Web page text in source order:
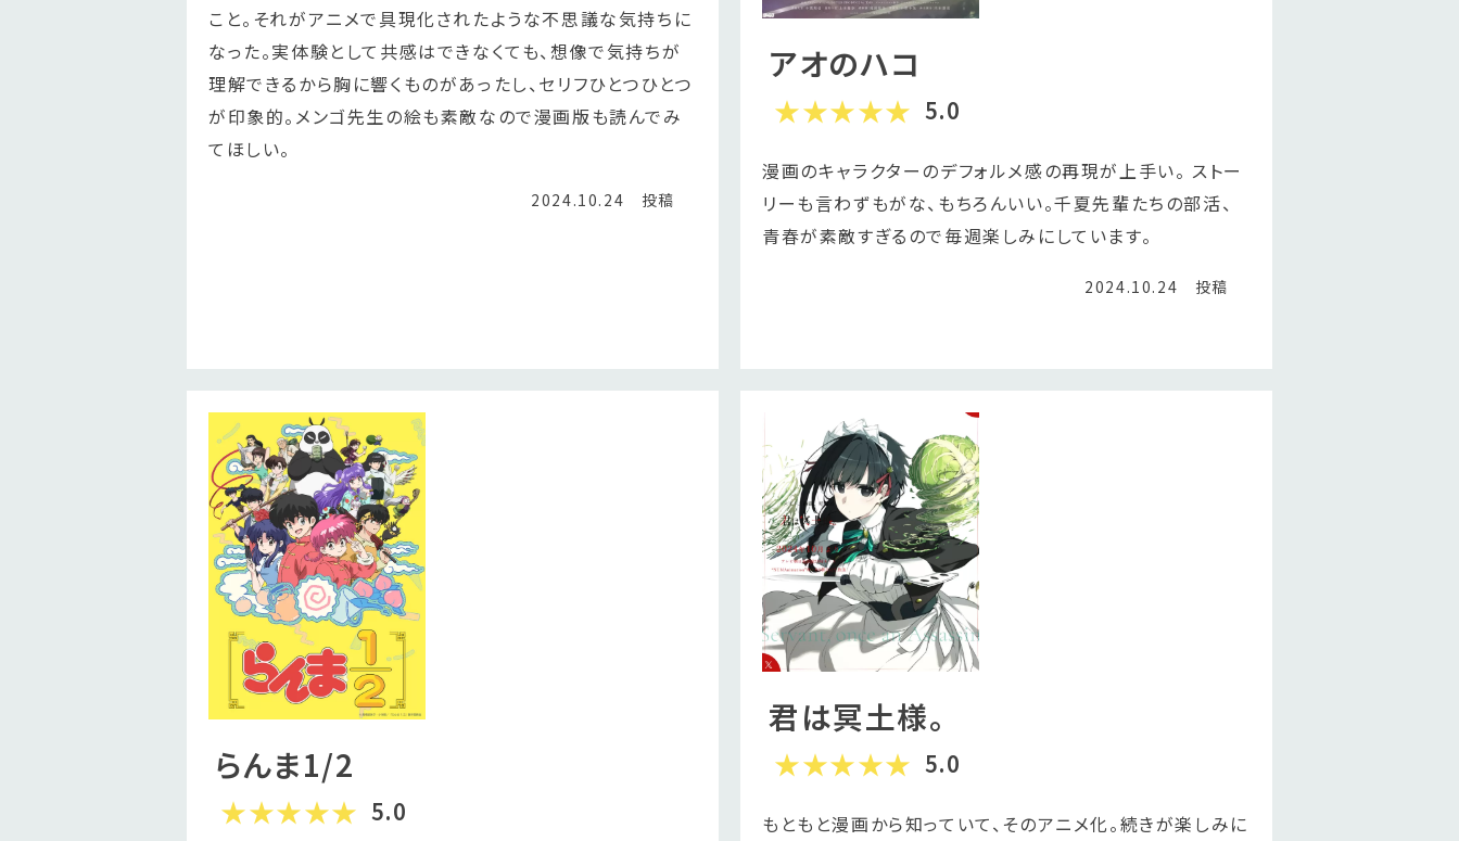
こと。それがアニメで具現化されたような不思議な気持ちに
なった。実体験として共感はできなくても、想像で気持ちが
理解できるから胸に響くものがあったし、セリフひとつひとつ
が印象的。メンゴ先生の絵も素敵なので漫画版も読んでみ
てほしい。
2024.10.24 投稿
アオのハコ
5.0
漫画のキャラクターのデフォルメ感の再現が上手い。 ストー
リーも言わずもがな、もちろんいい。千夏先輩たちの部活、
青春が素敵すぎるので毎週楽しみにしています。
2024.10.24 投稿
らんま1/2
5.0
君は冥土様。
5.0
もともと漫画から知っていて、そのアニメ化。続きが楽しみに